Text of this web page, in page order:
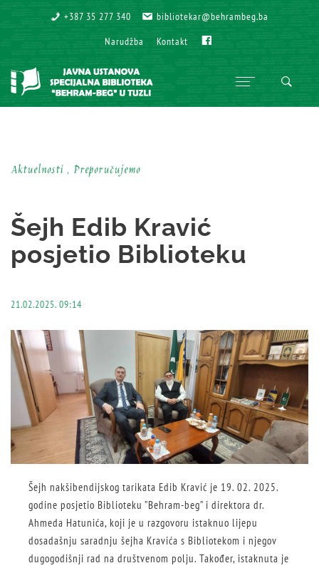
+387 35 277 340
+387 35 277 340 bibliotekar@behrambeg.ba
bibliotekar@behrambeg.ba
Narudžba
Narudžba Kontakt
Kontakt
Aktuelnosti , Preporučujemo
Šejh Edib Kravić
posjetio Biblioteku
21.02.2025. 09:14
Šejh nakšibendijskog tarikata Edib Kravić je 19. 02. 2025.
godine posjetio Biblioteku ”Behram-beg” i direktora dr.
Ahmeda Hatunića, koji je u razgovoru istaknuo lijepu
dosadašnju saradnju šejha Kravića s Bibliotekom i njegov
dugogodišnji rad na društvenom polju. Također, istaknuta je